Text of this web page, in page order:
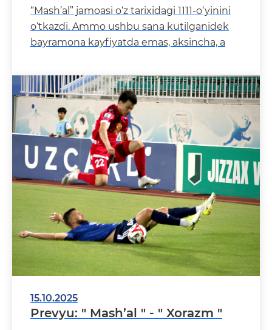
“Mash’al” jamoasi o‘z tarixidagi 1111-o‘yinini
o‘tkazdi. Ammo ushbu sana kutilganidek
bayramona kayfiyatda emas, aksincha, a
15.10.2025
Prevyu: " Mash’al " - " Xorazm "